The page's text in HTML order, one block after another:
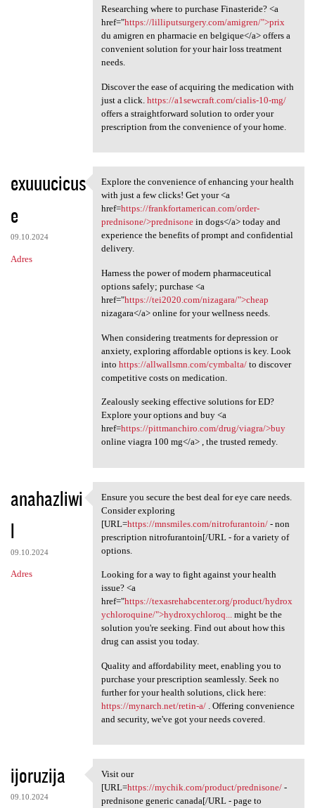
Researching where to purchase Finasteride? <a
href="https://lilliputsurgery.com/amigren/">prix
du amigren en pharmacie en belgique</a> offers a
convenient solution for your hair loss treatment
needs.
Discover the ease of acquiring the medication with
just a click. https://a1sewcraft.com/cialis-10-mg/
offers a straightforward solution to order your
prescription from the convenience of your home.
exuuucicus
e
09.10.2024
Adres
Explore the convenience of
Explore the convenience of enhancing your health
with just a few clicks! Get your <a
href=https://frankfortamerican.com/order-
prednisone/>prednisonein dogs</a> today and
experience the benefits of prompt and confidential
delivery.
Harness the power of modern pharmaceutical
options safely; purchase <a
href="https://tei2020.com/nizagara/">cheap
nizagara</a> online for your wellness needs.
When considering treatments for depression or
anxiety, exploring affordable options is key. Look
into https://allwallsmn.com/cymbalta/to discover
competitive costs on medication.
Zealously seeking effective solutions for ED?
Explore your options and buy <a
href=https://pittmanchiro.com/drug/viagra/>buy
online viagra 100 mg</a> , the trusted remedy.
anahazliwi
l
09.10.2024
Adres
Ensure you secure the best
Ensure you secure the best deal for eye care needs.
Consider exploring
[URL=https://mnsmiles.com/nitrofurantoin/- non
prescription nitrofurantoin[/URL - for a variety of
options.
Looking for a way to fight against your health
issue? <a
href="https://texasrehabcenter.org/product/hydrox
ychloroquine/">hydroxychloroq...might be the
solution you're seeking. Find out about how this
drug can assist you today.
Quality and affordability meet, enabling you to
purchase your prescription seamlessly. Seek no
further for your health solutions, click here:
https://mynarch.net/retin-a/. Offering convenience
and security, we've got your needs covered.
ijoruzija
09.10.2024
Visit our [URL=https://mychik
Visit our
[URL=https://mychik.com/product/prednisone/-
prednisone generic canada[/URL - page to